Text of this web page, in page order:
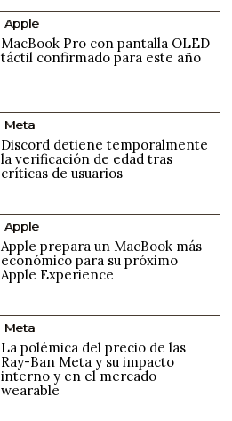
Apple
MacBook Pro con pantalla OLED
táctil confirmado para este año
Meta
Discord detiene temporalmente
la verificación de edad tras
críticas de usuarios
Apple
Apple prepara un MacBook más
económico para su próximo
Apple Experience
Meta
La polémica del precio de las
Ray-Ban Meta y su impacto
interno y en el mercado
wearable